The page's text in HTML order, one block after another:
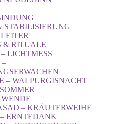
STABILISIERUNG
& RITUALE
LICHTMESS
–
– WALPURGISNACHT
– KRÄUTERWEIHE
ERNTEDANK